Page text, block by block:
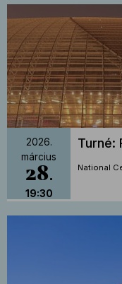
2026.
március
28
19:30
Turné:
National